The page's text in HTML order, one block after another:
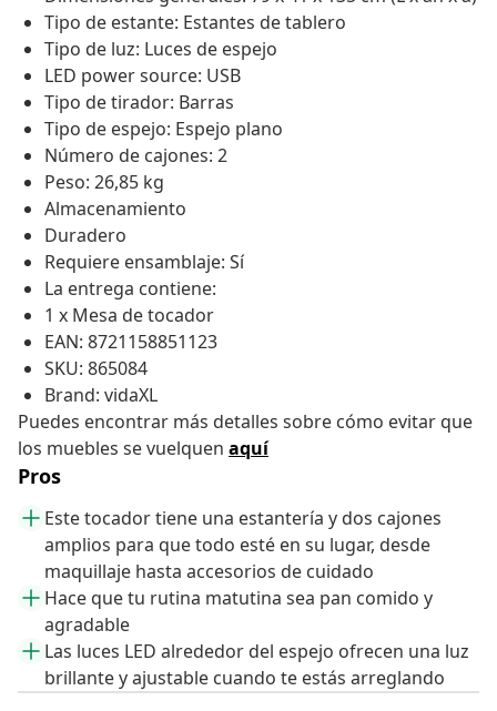
Tipo de estante: Estantes de tablero
Tipo de luz: Luces de espejo
LED power source: USB
Tipo de tirador: Barras
Tipo de espejo: Espejo plano
Número de cajones: 2
Peso: 26,85 kg
Almacenamiento
Duradero
Requiere ensamblaje: Sí
La entrega contiene:
1 x Mesa de tocador
EAN: 8721158851123
SKU: 865084
Brand: vidaXL
Puedes encontrar más detalles sobre cómo evitar que
los muebles se vuelquen aquí
Pros
Este tocador tiene una estantería y dos cajones
amplios para que todo esté en su lugar, desde
maquillaje hasta accesorios de cuidado
Hace que tu rutina matutina sea pan comido y
agradable
Las luces LED alrededor del espejo ofrecen una luz
brillante y ajustable cuando te estás arreglando